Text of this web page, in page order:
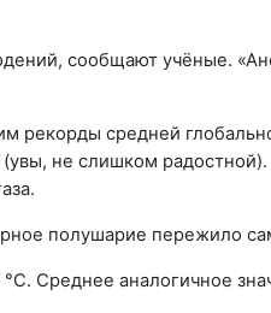
сообщают учёные.
рекорды средней
не слишком
полушарие пережило
Среднее аналогичное